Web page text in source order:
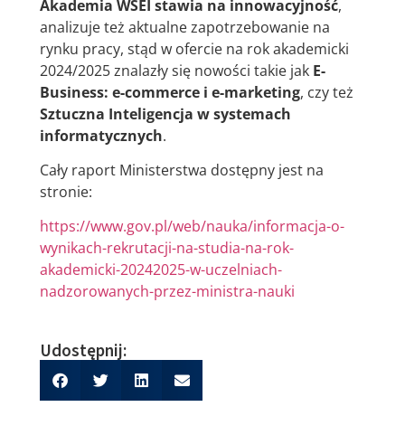
Akademia WSEI stawia na innowacyjność,
analizuje też aktualne zapotrzebowanie na
rynku pracy, stąd w ofercie na rok akademicki
2024/2025 znalazły się nowości takie jak E-
Business: e-commerce i e-marketing, czy też
Sztuczna Inteligencja w systemach
informatycznych.
Cały raport Ministerstwa dostępny jest na
stronie:
https://www.gov.pl/web/nauka/informacja-o-
wynikach-rekrutacji-na-studia-na-rok-
akademicki-20242025-w-uczelniach-
nadzorowanych-przez-ministra-nauki
Udostępnij: